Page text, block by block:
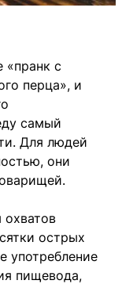
«пранк с
перца», и
самый
Для людей
они
охватов
острых
употребление
пищевода,